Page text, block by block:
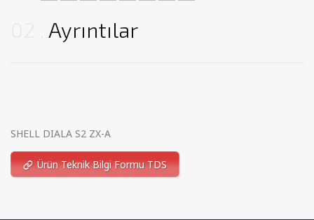
Ayrıntılar
SHELL DIALA S2 ZX-A
Ürün Teknik Bilgi Formu TDS